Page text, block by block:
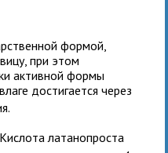
формой,
при этом
активной формы
достигается через
латанопроста